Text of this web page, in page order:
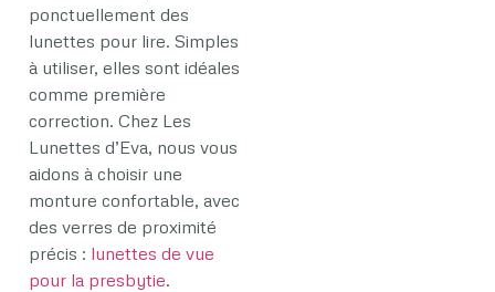
ponctuellement des
lunettes pour lire. Simples
à utiliser, elles sont idéales
comme première
correction. Chez Les
Lunettes d’Eva, nous vous
aidons à choisir une
monture confortable, avec
des verres de proximité
précis : lunettes de vue
pour la presbytie.